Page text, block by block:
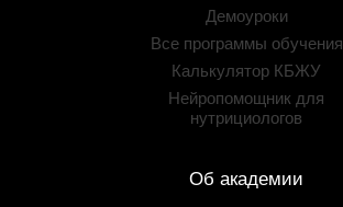
Демоуроки
Все программы обучения
Калькулятор КБЖУ
Нейропомощник для
нутрициологов
Об академии